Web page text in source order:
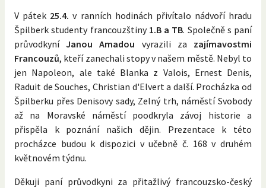
V pátek 25.4. v ranních hodinách přivítalo nádvoří hradu
Špilberk studenty francouzštiny 1.B a TB. Společně s paní
průvodkyníJanou Amadou vyrazili za zajímavostmi
Francouzů, kteří zanechali stopy v našem městě. Nebyl to
jen Napoleon, ale také Blanka z Valois, Ernest Denis,
Raduit de Souches, Christian d'Elvert a další. Procházka od
Špilberku přes Denisovy sady, Zelný trh, náměstí Svobody
až na Moravské náměstí poodkryla závoj historie a
přispěla k poznání našich dějin. Prezentace k této
procházce budou k dispozici v učebně č. 168 v druhém
květnovém týdnu.
Děkuji paní průvodkyni za přitažlivý francouzsko-český